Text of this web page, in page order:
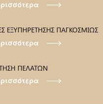
ΕΞΥΠΗΡΕΤΗΣΗΣ ΠΑΓΚΟΣΜΙΩΣ
ΠΕΛΑΤΩΝ